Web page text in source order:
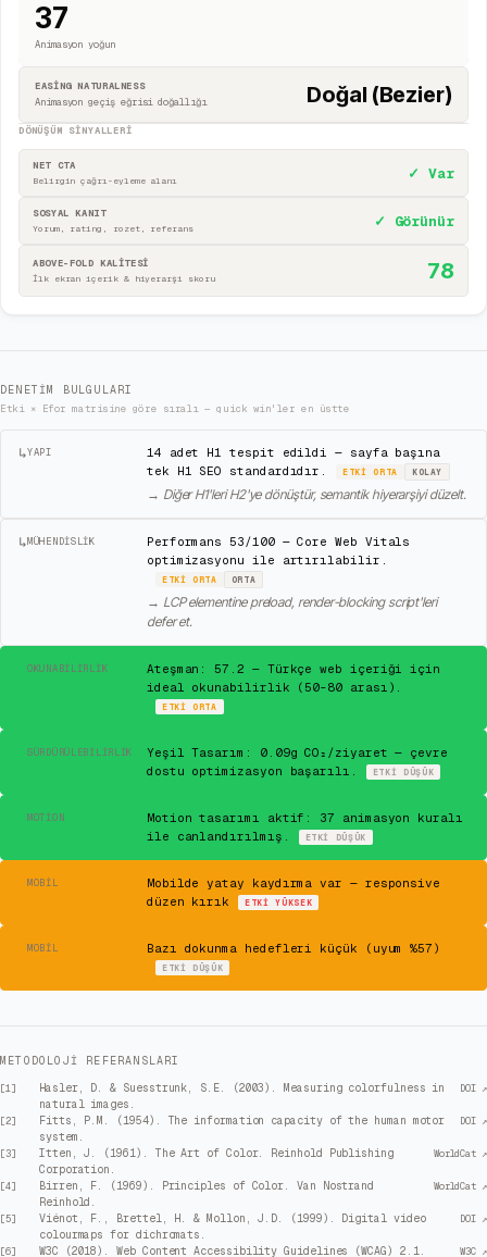
37
Animasyon yoğun
EASING NATURALNESS
Animasyon geçiş eğrisi doğallığı
Doğal (Bezier)
DÖNÜŞÜM SINYALLERI
NET CTA
Belirgin çağrı-eyleme alanı ✓ Var
SOSYAL KANIT
Yorum, rating, rozet, referans ✓ Görünür
ABOVE-FOLD KALİTESİ
İlk ekran içerik & hiyerarşi skoru 78
DENETIM BULGULARI
Etki × Efor matrisine göre sıralı — quick win'ler en üstte
↳YAPI
14 adet H1 tespit edildi — sayfa başına
tek H1 SEO standardıdır.
ETKIORTA KOLAY
→ Diğer H1'leri H2'ye dönüştür, semantik hiyerarşiyi düzelt.
↳MÜHENDISLIK
Performans 53/100 — Core Web Vitals
optimizasyonu ile artırılabilir.
ETKIORTA ORTA
→ LCP elementine preload, render-blocking script'leri
defer et.
OKUNABILIRLIK
Ateşman: 57.2 — Türkçe web içeriği için
ideal okunabilirlik (50-80 arası).
ETKIORTA
SÜRDÜRÜLEBILIRLIK
Yeşil Tasarım: 0.09g CO₂/ziyaret — çevre
dostu optimizasyon başarılı.
ETKI DÜŞÜK
MOTION
Motion tasarımı aktif: 37 animasyon kuralı
ile canlandırılmış.
ETKI DÜŞÜK
MOBIL
Mobilde yatay kaydırma var — responsive
düzen kırık
ETKIYÜKSEK
MOBIL Bazı dokunma hedefleri küçük (uyum %57)
ETKI DÜŞÜK
METODOLOJI REFERANSLARI
[1]
Hasler, D. & Suesstrunk, S.E. (2003). Measuring colorfulness in
natural images.
DOI ↗
[2]
Fitts, P.M. (1954). The information capacity of the human motor
system.
DOI ↗
[3]
Itten, J. (1961). The Art of Color. Reinhold Publishing
Corporation.
WorldCat ↗
[4]
Birren, F. (1969). Principles of Color. Van Nostrand
Reinhold.
WorldCat ↗
[5]
Viénot, F., Brettel, H. & Mollon, J.D. (1999). Digital video
colourmaps for dichromats.
DOI ↗
[6] W3C (2018). Web Content Accessibility Guidelines (WCAG) 2.1. W3C ↗